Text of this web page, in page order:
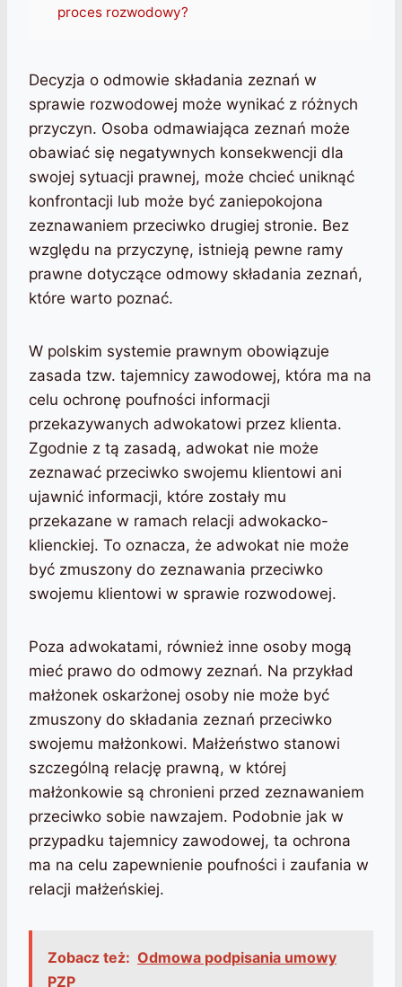
proces rozwodowy?
Decyzja o odmowie składania zeznań w
sprawie rozwodowej może wynikać z różnych
przyczyn. Osoba odmawiająca zeznań może
obawiać się negatywnych konsekwencji dla
swojej sytuacji prawnej, może chcieć uniknąć
konfrontacji lub może być zaniepokojona
zeznawaniem przeciwko drugiej stronie. Bez
względu na przyczynę, istnieją pewne ramy
prawne dotyczące odmowy składania zeznań,
które warto poznać.
W polskim systemie prawnym obowiązuje
zasada tzw. tajemnicy zawodowej, która ma na
celu ochronę poufności informacji
przekazywanych adwokatowi przez klienta.
Zgodnie z tą zasadą, adwokat nie może
zeznawać przeciwko swojemu klientowi ani
ujawnić informacji, które zostały mu
przekazane w ramach relacji adwokacko-
klienckiej. To oznacza, że adwokat nie może
być zmuszony do zeznawania przeciwko
swojemu klientowi w sprawie rozwodowej.
Poza adwokatami, również inne osoby mogą
mieć prawo do odmowy zeznań. Na przykład
małżonek oskarżonej osoby nie może być
zmuszony do składania zeznań przeciwko
swojemu małżonkowi. Małżeństwo stanowi
szczególną relację prawną, w której
małżonkowie są chronieni przed zeznawaniem
przeciwko sobie nawzajem. Podobnie jak w
przypadku tajemnicy zawodowej, ta ochrona
ma na celu zapewnienie poufności i zaufania w
relacji małżeńskiej.
Zobacz też: Odmowa podpisania umowy
PZP